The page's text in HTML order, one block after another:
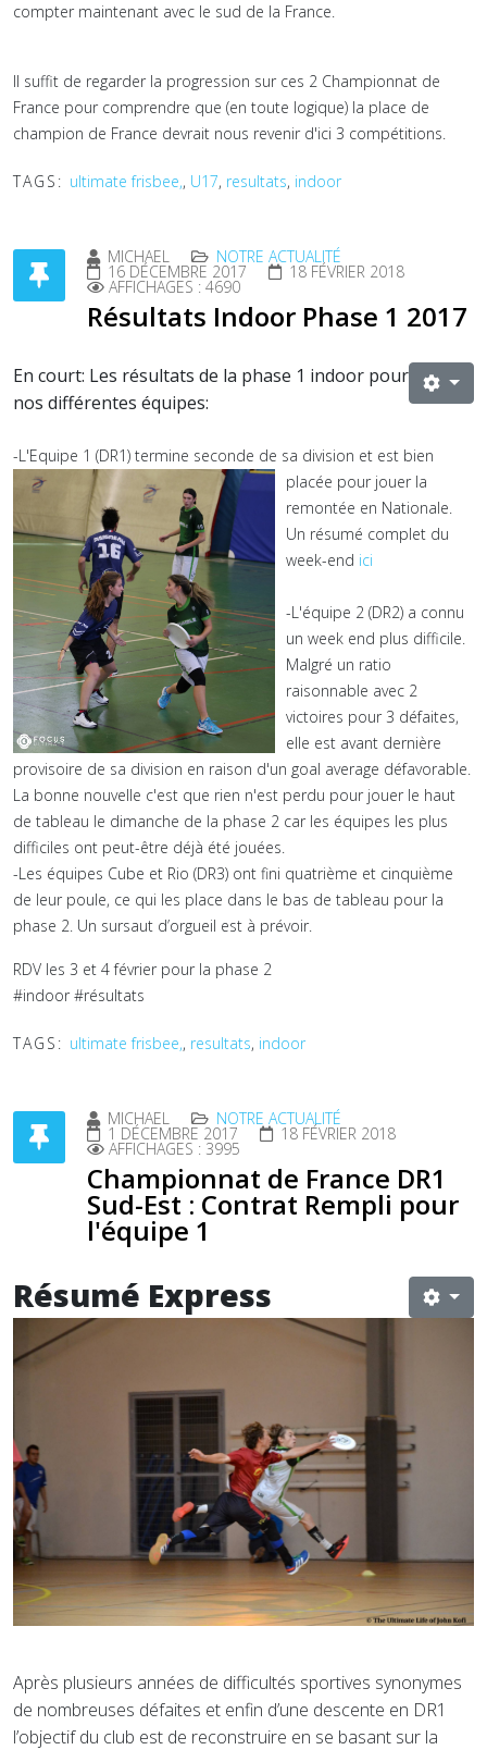
compter maintenant avec le sud de la France.
Il suffit de regarder la progression sur ces 2 Championnat de
France pour comprendre que (en toute logique) la place de
champion de France devrait nous revenir d'ici 3 compétitions.
TAGS: ultimate frisbee,, U17, resultats, indoor
MICHAEL NOTRE ACTUALITÉ
16 DÉCEMBRE 2017 18 FÉVRIER 2018
AFFICHAGES : 4690
Résultats Indoor Phase 1 2017
En court: Les résultats de la phase 1 indoor pour
nos différentes équipes:
-L'Equipe 1 (DR1) termine seconde de sa division et est bien
placée pour jouer la
remontée en Nationale.
Un résumé complet du
week-end ici
-L'équipe 2 (DR2) a connu
un week end plus difficile.
Malgré un ratio
raisonnable avec 2
victoires pour 3 défaites,
elle est avant dernière
provisoire de sa division en raison d'un goal average défavorable.
La bonne nouvelle c'est que rien n'est perdu pour jouer le haut
de tableau le dimanche de la phase 2 car les équipes les plus
difficiles ont peut-être déjà été jouées.
-Les équipes Cube et Rio (DR3) ont fini quatrième et cinquième
de leur poule, ce qui les place dans le bas de tableau pour la
phase 2. Un sursaut d’orgueil est à prévoir.
RDV les 3 et 4 février pour la phase 2
#indoor #résultats
TAGS: ultimate frisbee,, resultats, indoor
MICHAEL NOTRE ACTUALITÉ
1 DÉCEMBRE 2017 18 FÉVRIER 2018
AFFICHAGES : 3995
Championnat de France DR1
Sud-Est : Contrat Rempli pour
l'équipe 1
Résumé Express
Après plusieurs années de difficultés sportives synonymes
de nombreuses défaites et enfin d’une descente en DR1
l’objectif du club est de reconstruire en se basant sur la